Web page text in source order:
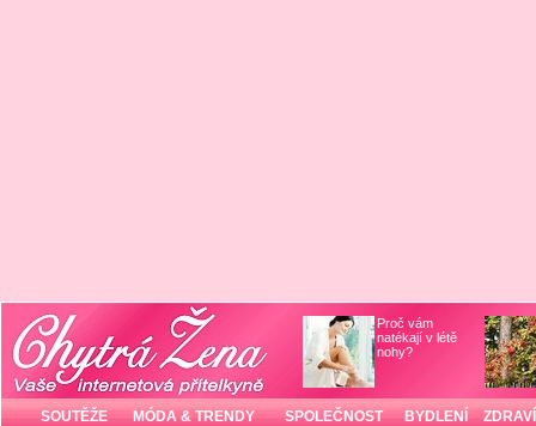
Proč vám
natékají v létě
nohy?
SOUTĚŽE MÓDA & TRENDY SPOLEČNOST BYDLENÍ ZDRAVÍ